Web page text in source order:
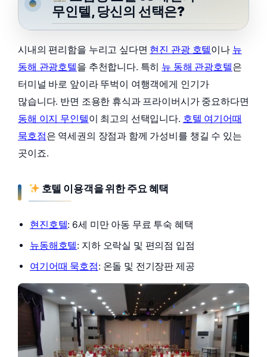
무인텔, 당신의 선택은?
시내의 편리함을 누리고 싶다면 현진 관광 호텔이나 뉴
동해 관광호텔을 추천합니다. 특히 뉴 동해 관광호텔은
터미널 바로 앞이라 뚜벅이 여행객에게 인기가
많습니다. 반면 조용한 휴식과 프라이버시가 중요하다면
동해 이지 무인텔이 최고의 선택입니다. 호텔 여기어때
묵호점은 역세권의 장점과 함께 가성비를 챙길 수 있는
곳이죠.
호텔 이용객을 위한 주요 혜택
현진호텔: 6세 미만 아동 무료 투숙 혜택
뉴동해호텔: 지하 오락실 및 편의점 입점
여기어때 묵호점: 온돌 및 전기장판 제공